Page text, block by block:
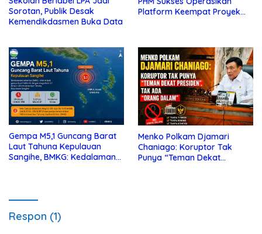
Sorotan, Publik Desak
Kemendikdasmen Buka Data
Platform Keempat Proyek
Gempa M5,1 Guncang Barat
Laut Tahuna Kepulauan
Sangihe, BMKG: Kedalaman
Menko Polkam Djamari
Chaniago: Koruptor Tak
Punya “Teman Dekat
Respon (1)